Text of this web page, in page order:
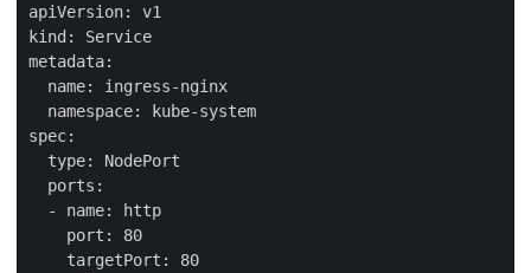
apiVersion: v1
kind: Service
metadata:
  name: ingress-nginx
  namespace: kube-system
spec:
  type: NodePort
  ports:
  - name: http
    port: 80
    targetPort: 80